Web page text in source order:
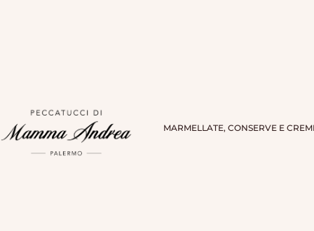
Peccatucci di Mamma Andrea
MARMELLATE, CONSERVE E